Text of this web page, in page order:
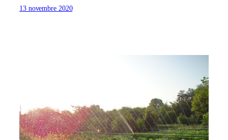
13 novembre 2020